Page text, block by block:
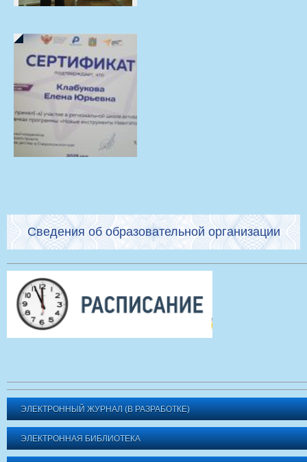
Сведения об образовательной организации
ЭЛЕКТРОННЫЙ ЖУРНАЛ (В РАЗРАБОТКЕ)
ЭЛЕКТРОННАЯ БИБЛИОТЕКА